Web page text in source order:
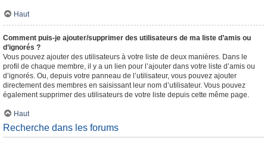
Haut
Comment puis-je ajouter/supprimer des utilisateurs de ma liste d’amis ou
d’ignorés ?
Vous pouvez ajouter des utilisateurs à votre liste de deux manières. Dans le
profil de chaque membre, il y a un lien pour l’ajouter dans votre liste d’amis ou
d’ignorés. Ou, depuis votre panneau de l’utilisateur, vous pouvez ajouter
directement des membres en saisissant leur nom d’utilisateur. Vous pouvez
également supprimer des utilisateurs de votre liste depuis cette même page.
Haut
Recherche dans les forums